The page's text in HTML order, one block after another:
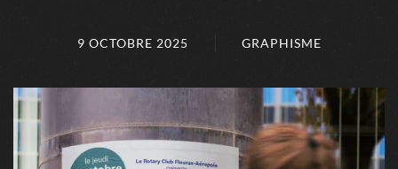
9 OCTOBRE 2025 GRAPHISME